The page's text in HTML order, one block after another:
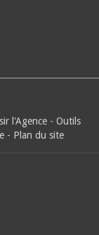
l'Agence - Outils
- Plan du site